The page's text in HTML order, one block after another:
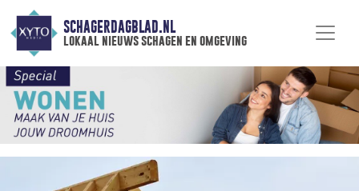
SCHAGERDAGBLAD.NL
lokaal nieuws schagen en omgeving